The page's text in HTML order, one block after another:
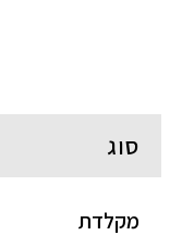
סוג
מקלדת